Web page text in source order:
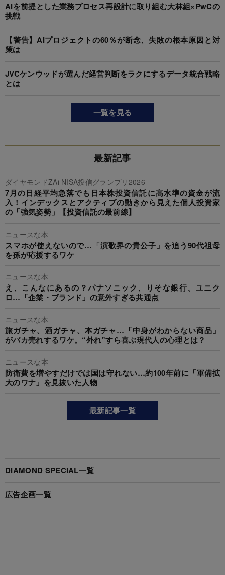
AIを前提とした業務プロセス再設計に取り組む大林組×PwCの
挑戦
【警告】AIプロジェクトの60％が断念、失敗の根本原因と対
策は
JVCケンウッドが選んだ経営判断をラクにするデータ統合戦略
とは
一覧を見る
最新記事
ダイヤモンドZAi NISA投信グランプリ2026
7月の日経平均急落でも日本株投資信託に高水準の資金が流
入！インデックスとアクティブの動きから見えた個人投資家
の「強気姿勢」【投資信託の最前線】
ニュースな本
スマホが使えないので…「演歌界の貴公子」を追う90代祖母
を孫が応援するワケ
ニュースな本
え、こんなにあるの？パナソニック、りそな銀行、ユニク
ロ…「企業・ブランド」の意外すぎる共通点
ニュースな本
旅ガチャ、酒ガチャ、本ガチャ…「中身がわからない商品」
がバカ売れするワケ。“外れ”すら喜ぶ現代人の心理とは？
ニュースな本
防衛費を増やすだけでは国は守れない…約100年前に「軍備拡
大のワナ」を見抜いた人物
最新記事一覧
DIAMOND SPECIAL一覧
広告企画一覧